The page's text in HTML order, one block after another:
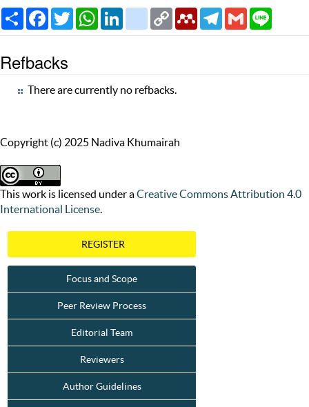
Share Facebook
TwitterWhatsApp
LinkedInciteulikeCopy
Link
MendeleyTelegram
Gmail
Refbacks
There are currently no refbacks.
Copyright (c) 2025 Nadiva Khumairah
This work is licensed under aCreative Commons Attribution 4.0
International License.
REGISTER
Focus and Scope
Peer Review Process
Editorial Team
Reviewers
Author Guidelines